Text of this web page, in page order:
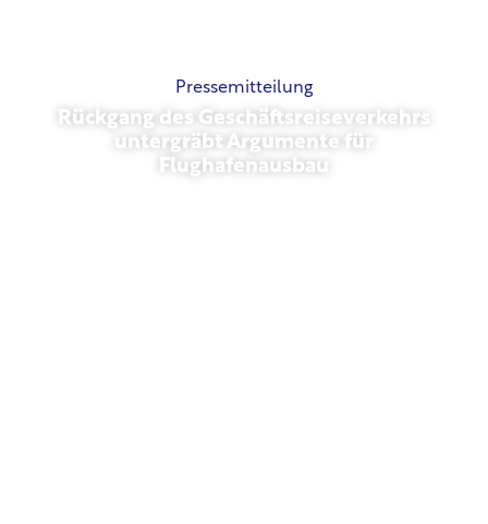
Pressemitteilung
Rückgang des Geschäftsreiseverkehrs
untergräbt Argumente für
Flughafenausbau